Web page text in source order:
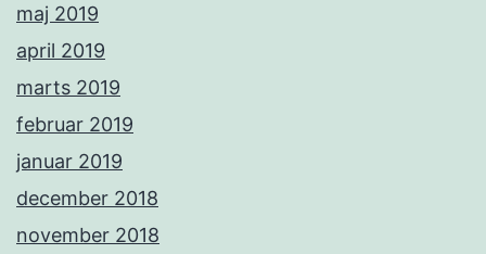
maj 2019
april 2019
marts 2019
februar 2019
januar 2019
december 2018
november 2018